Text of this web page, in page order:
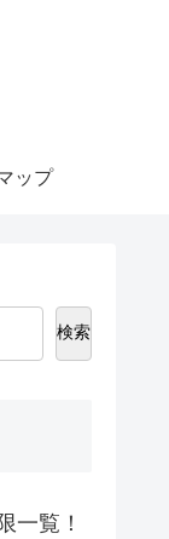
ップ
検索
一覧！